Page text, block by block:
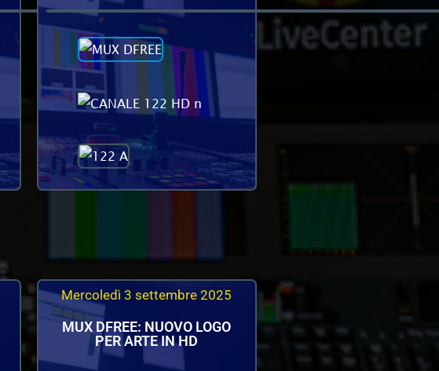
Mercoledì 3 settembre 2025
MUX DFREE: NUOVO LOGO
PER ARTE IN HD